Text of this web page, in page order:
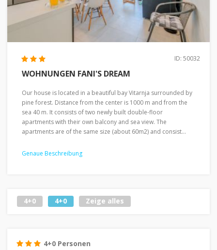
ID: 50032
WOHNUNGEN FANI'S DREAM
Our house is located in a beautiful bay Vitarnja surrounded by
pine forest. Distance from the center is 1000 m and from the
sea 40 m. It consists of two newly built double-floor
apartments with their own balcony and sea view. The
apartments are of the same size (about 60m2) and consist...
Genaue Beschreibung
4+0 4+0 Zeige alles
4+0 Personen